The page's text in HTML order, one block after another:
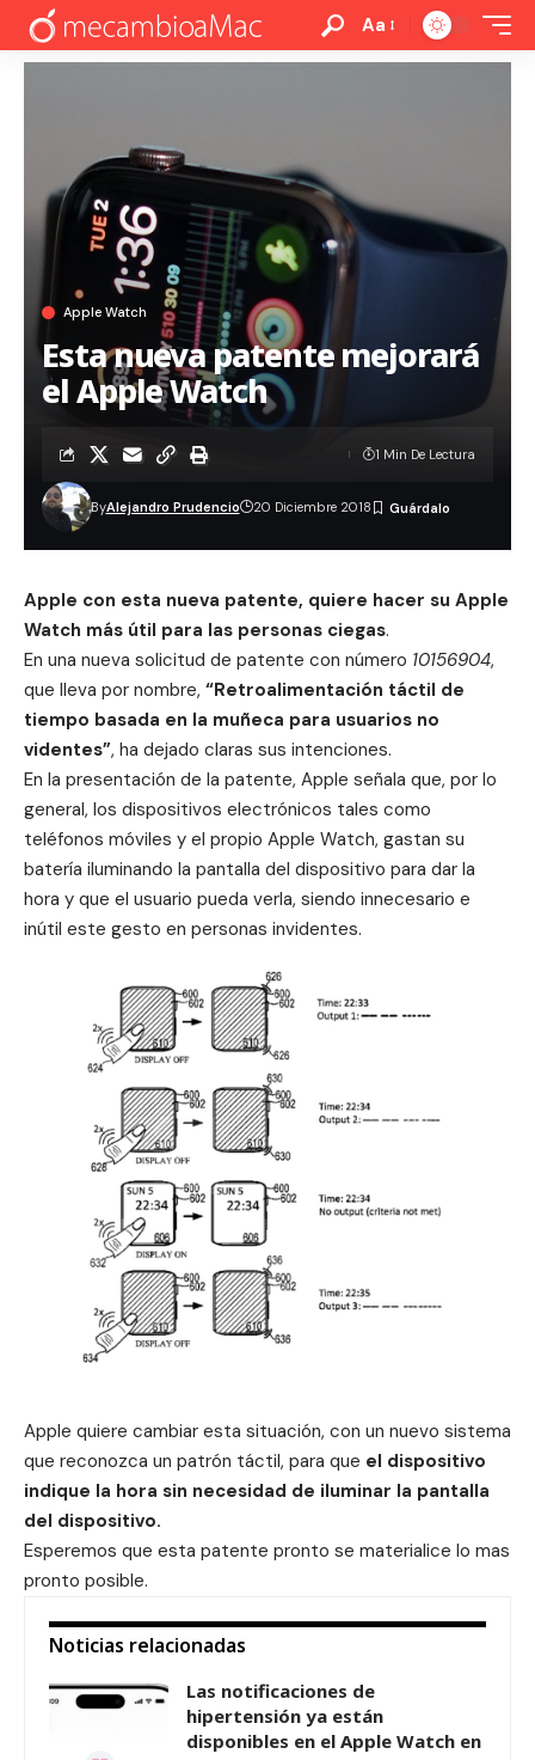
Aa
Apple Watch
Esta nueva patente mejorará
el Apple Watch
ByAlejandro Prudencio 20 Diciembre 2018
1 Min De Lectura
Apple con esta nueva patente, quiere hacer su Apple
Watch más útil para las personas ciegas.
En una nueva solicitud de patente con número 10156904,
que lleva por nombre, “Retroalimentación táctil de
tiempo basada en la muñeca para usuarios no
videntes”, ha dejado claras sus intenciones.
En la presentación de la patente, Apple señala que, por lo
general, los dispositivos electrónicos tales como
teléfonos móviles y el propio Apple Watch, gastan su
batería iluminando la pantalla del dispositivo para dar la
hora y que el usuario pueda verla, siendo innecesario e
inútil este gesto en personas invidentes.
Apple quiere cambiar esta situación, con un nuevo sistema
que reconozca un patrón táctil, para que el dispositivo
indique la hora sin necesidad de iluminar la pantalla
del dispositivo.
Esperemos que esta patente pronto se materialice lo mas
pronto posible.
Noticias relacionadas
Las notificaciones de
hipertensión ya están
disponibles en el Apple Watch en